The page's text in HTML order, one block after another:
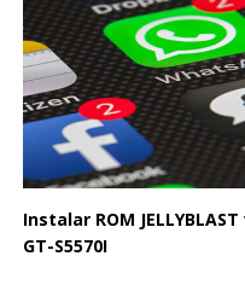
Instalar ROM
GT-S5570I